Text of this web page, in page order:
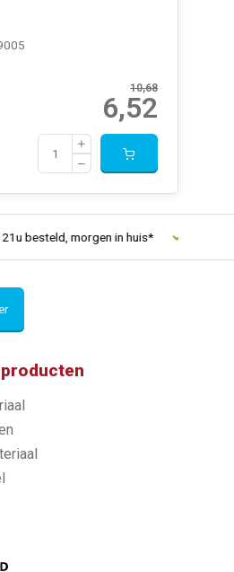
10,68
6,52
morgen in huis* 30 dagen